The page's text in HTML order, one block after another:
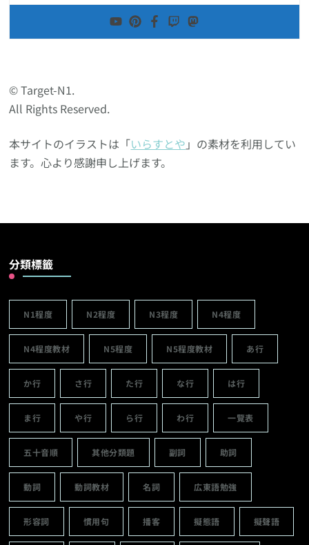
© Target-N1.
All Rights Reserved.
本サイトのイラストは「いらすとや 」の素材を利用してい
ます。心より感謝申し上げます。
分類標籤
N1程度 N2程度 N3程度 N4程度
N4程度教材 N5程度 N5程度教材 あ行
か行 さ行 た行 な行 は行
ま行 や行 ら行 わ行 一覽表
五十音順 其他分類題 副詞 助詞
動詞 動詞教材 名詞 広東語勉強
形容詞 慣用句 播客 擬態語 擬聲語